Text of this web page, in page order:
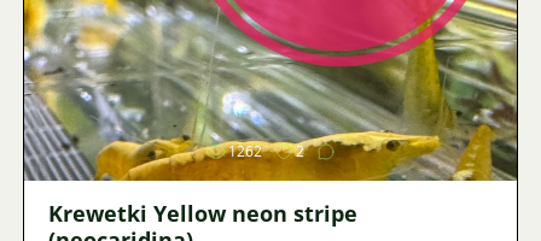
Zdjęcie
1262 2
Krewetki Yellow neon stripe